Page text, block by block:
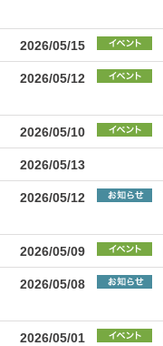
2026/05/15
2026/05/12
2026/05/10
2026/05/13
2026/05/12
2026/05/09
2026/05/08
2026/05/01